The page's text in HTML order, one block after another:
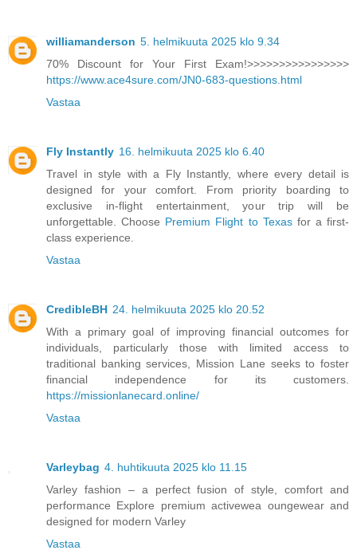
williamanderson 5. helmikuuta 2025 klo 9.34
70% Discount for Your First Exam!>>>>>>>>>>>>>>>>
https://www.ace4sure.com/JN0-683-questions.html
Vastaa
Fly Instantly 16. helmikuuta 2025 klo 6.40
Travel in style with a Fly Instantly, where every detail is
designed for your comfort. From priority boarding to
exclusive in-flight entertainment, your trip will be
unforgettable. Choose Premium Flight to Texasfor a first-
class experience.
Vastaa
CredibleBH 24. helmikuuta 2025 klo 20.52
With a primary goal of improving financial outcomes for
individuals, particularly those with limited access to
traditional banking services, Mission Lane seeks to foster
financial independence for its customers.
https://missionlanecard.online/
Vastaa
Varleybag 4. huhtikuuta 2025 klo 11.15
Varley fashion – a perfect fusion of style, comfort and
performance Explore premium activewea oungewear and
designed for modern Varley
Vastaa